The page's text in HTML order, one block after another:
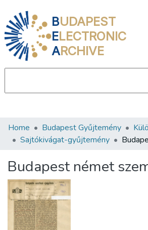
BUDAPEST
ELECTRONIC
ARCHIVE
Communities & Collections
Statistics
About us
Home Budapest Gyűjtemény
Sajtókivágat-gyűjtemény
Budapest német